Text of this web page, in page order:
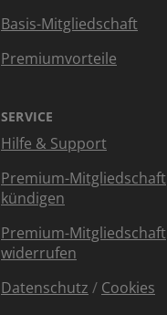
Basis-Mitgliedschaft
Premiumvorteile
SERVICE
Hilfe & Support
Premium-Mitgliedschaft
kündigen
Premium-Mitgliedschaft
widerrufen
Datenschutz / Cookies